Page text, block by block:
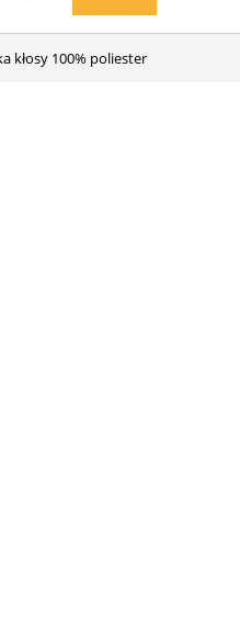
kłosy 100% poliester